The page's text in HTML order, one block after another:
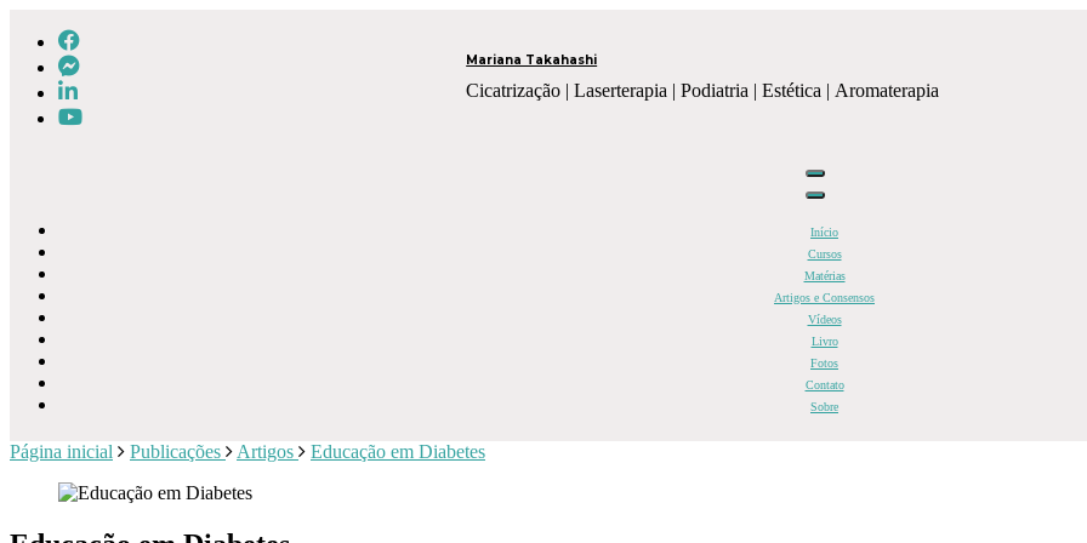
Mariana Takahashi
Cicatrização | Laserterapia | Podiatria | Estética | Aromaterapia
Início
Cursos
Matérias
Artigos e Consensos
Vídeos
Livro
Fotos
Contato
Sobre
Página inicial Publicações Artigos Educação em Diabetes